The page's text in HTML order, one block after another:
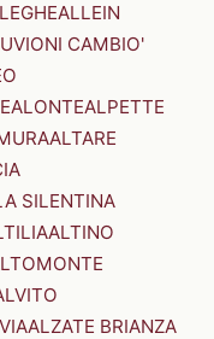
ALLEIN
CAMBIO'
ALONTEALPETTE
ALTARE
SILENTINA
ALTINO
ALZATE BRIANZA